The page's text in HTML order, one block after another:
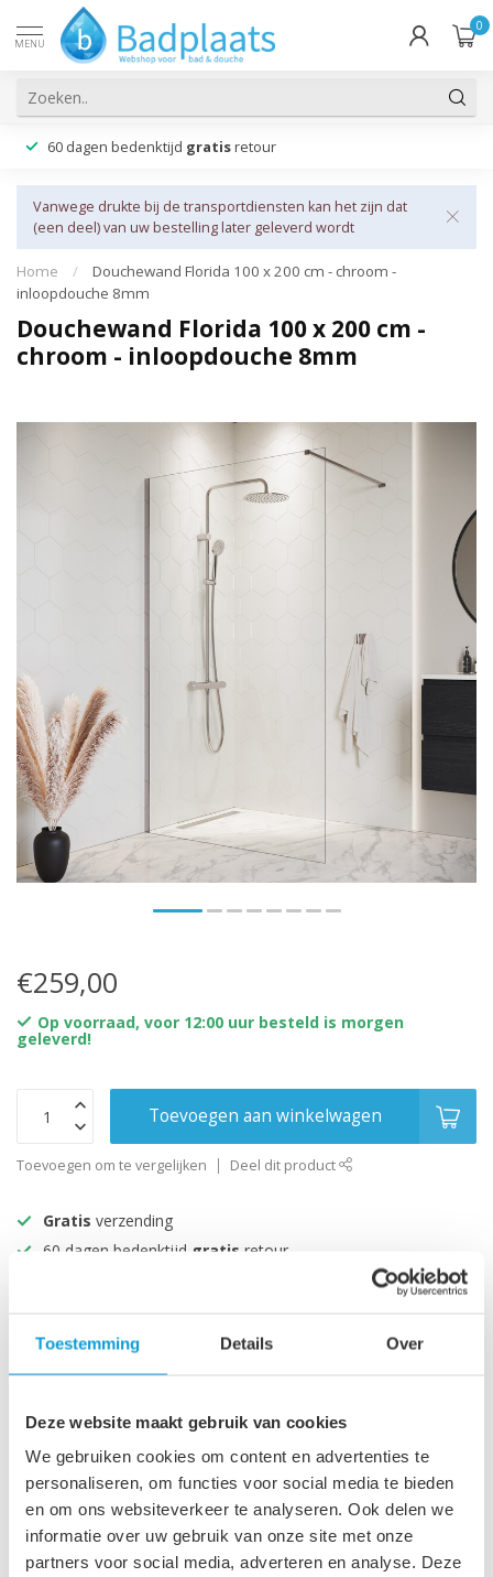
Toestemming Details Over
Deze website maakt gebruik van cookies
We gebruiken cookies om content en advertenties te
personaliseren, om functies voor social media te bieden
en om ons websiteverkeer te analyseren. Ook delen we
informatie over uw gebruik van onze site met onze
partners voor social media, adverteren en analyse. Deze
MENU
0
60 dagen bedenktijd gratis retour
Vanwege drukte bij de transportdiensten kan het zijn dat
(een deel) van uw bestelling later geleverd wordt
Home /
Douchewand Florida 100 x 200 cm - chroom -
inloopdouche 8mm
Douchewand Florida 100 x 200 cm -
chroom - inloopdouche 8mm
€259,00
Op voorraad, voor 12:00 uur besteld is morgen
geleverd!
Toevoegen aan winkelwagen
Toevoegen om te vergelijken Deel dit product
Gratis verzending
60 dagen bedenktijd gratis retour
Recent bekeken